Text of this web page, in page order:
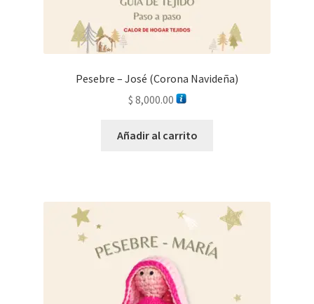
Pesebre – José (Corona Navideña)
$ 8,000.00
Añadir al carrito